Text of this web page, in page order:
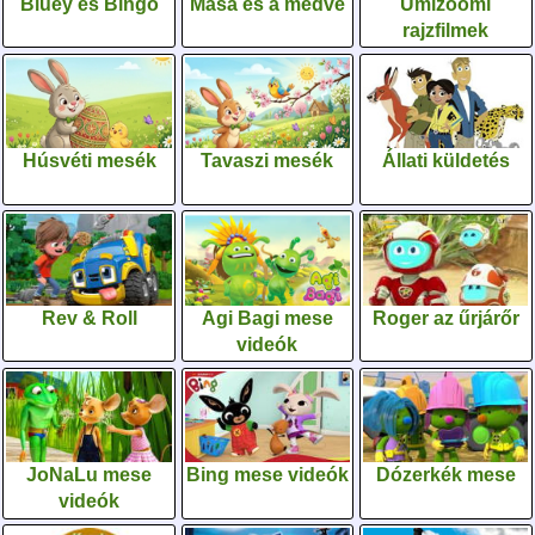
rajzfilmek
Húsvéti mesék Tavaszi mesék Állati küldetés
Rev & Roll
Agi Bagi mese
videók
Roger az űrjárőr
JoNaLu mese
videók
Bing mese videók Dózerkék mese